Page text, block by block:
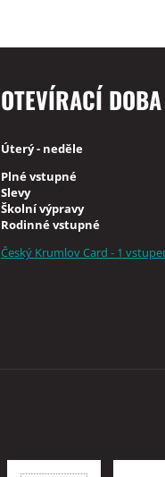
OTEVÍRACÍ DOBA
Úterý - neděle
Plné vstupné
Slevy
Školní výpravy
Rodinné vstupné
Český Krumlov Card - 1